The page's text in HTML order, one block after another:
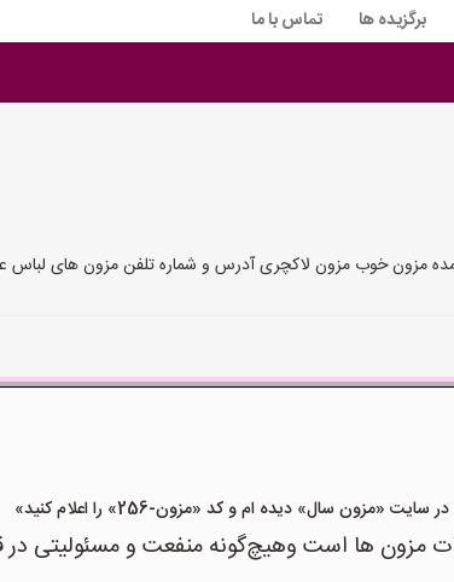
برگزیده ها تماس با ما
مزون خوب مزون لاکچری آدرس و شماره تلفن مزون های لباس
سال» دیده ام و کد «مزون-256» را اعلام کنید»
ها است وهیچ‌گونه منفعت و مسئولیتی در